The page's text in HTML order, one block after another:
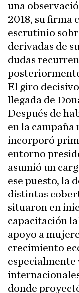
una
2018, su firma
escrutinio
derivadas de
dudas
El giro
llegada de
Después de
en la
incorporó
entorno
asumió un
ese puesto, la
distintas
situaron en
capacitación
apoyo a
crecimiento
especialmente
donde